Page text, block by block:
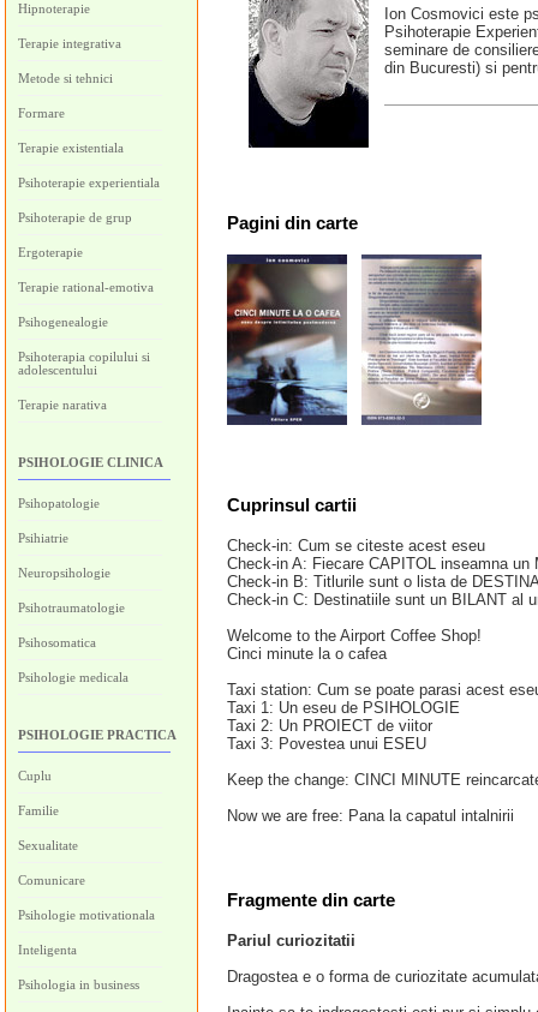
Hipnoterapie
Terapie integrativa
Metode si tehnici
Formare
Terapie existentiala
Psihoterapie experientiala
Psihoterapie de grup
Ergoterapie
Terapie rational-emotiva
Psihogenealogie
Psihoterapia copilului si
adolescentului
Terapie narativa
PSIHOLOGIE CLINICA
Psihopatologie
Psihiatrie
Neuropsihologie
Psihotraumatologie
Psihosomatica
Psihologie medicala
PSIHOLOGIE PRACTICA
Cuplu
Familie
Sexualitate
Comunicare
Psihologie motivationala
Inteligenta
Psihologia in business
Ion Cosmovici este
Psihoterapie
seminare de
din Bucuresti) si
Pagini din carte
Cuprinsul cartii
Check-in: Cum se citeste acest eseu
Check-in A: Fiecare CAPITOL inseamna un
Check-in B: Titlurile sunt o lista de
Check-in C: Destinatiile sunt un BILANT al
Welcome to the Airport Coffee Shop!
Cinci minute la o cafea
Taxi station: Cum se poate parasi acest
Taxi 1: Un eseu de PSIHOLOGIE
Taxi 2: Un PROIECT de viitor
Taxi 3: Povestea unui ESEU
Keep the change: CINCI MINUTE
Now we are free: Pana la capatul intalnirii
Fragmente din carte
Pariul curiozitatii
Dragostea e o forma de curiozitate